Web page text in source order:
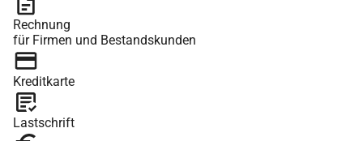
Rechnung
für Firmen und Bestandskunden
Kreditkarte
Lastschrift